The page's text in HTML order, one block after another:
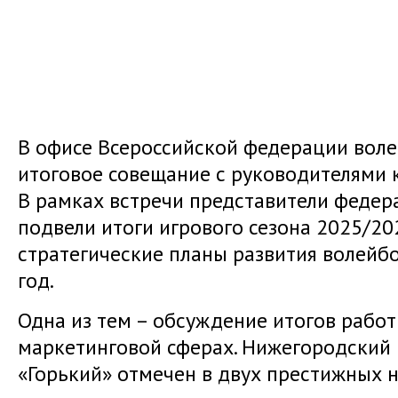
В офисе Всероссийской федерации
итоговое совещание с руководителями
В рамках встречи представители
подвели итоги игрового сезона 2025/
стратегические планы развития
год.
Одна из тем – обсуждение итогов
маркетинговой сферах.
«Горький» отмечен в двух престижных